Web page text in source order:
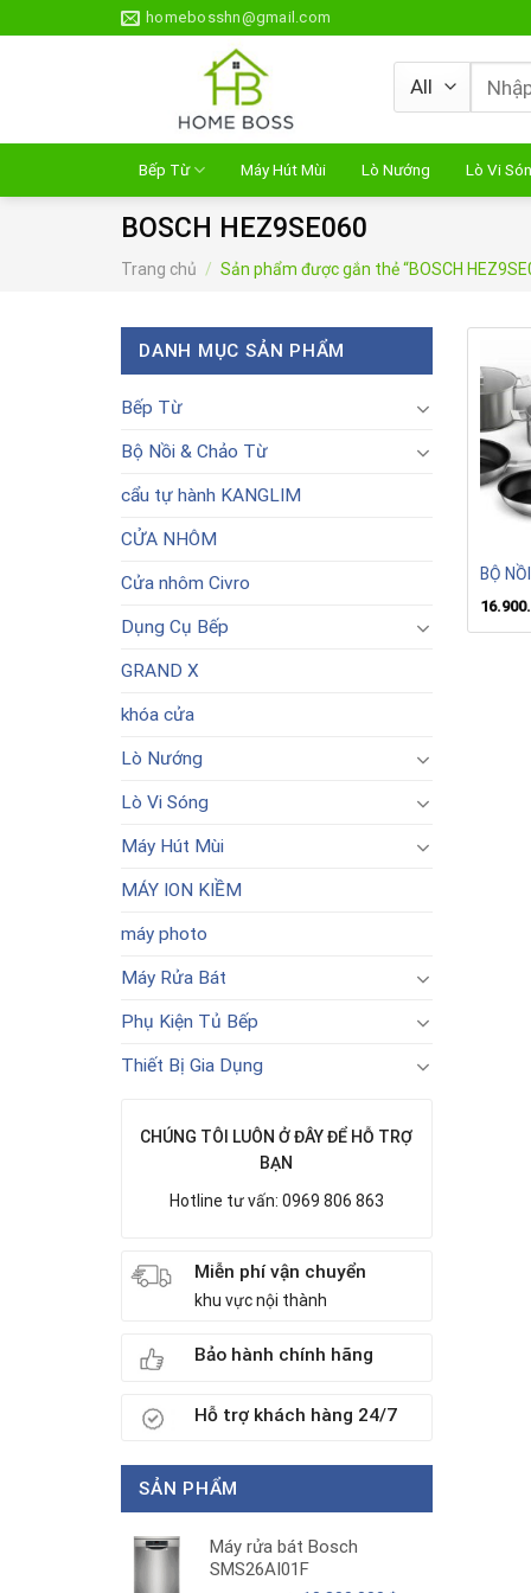
to
homebosshn@gmail.com
Tìm
kiếm:
Bếp Từ Máy Hút Mùi Lò Nướng Lò Vi
BOSCH HEZ9SE060
Trang chủ / Sản phẩm được gắn thẻ “BOSCH
DANH MỤC SẢN PHẨM
Bếp Từ
Bộ Nồi & Chảo Từ
cẩu tự hành KANGLIM
CỬA NHÔM
Cửa nhôm Civro
Dụng Cụ Bếp
GRAND X
khóa cửa
Lò Nướng
Lò Vi Sóng
Máy Hút Mùi
MÁY ION KIỀM
máy photo
Máy Rửa Bát
Phụ Kiện Tủ Bếp
Thiết Bị Gia Dụng
CHÚNG TÔI LUÔN Ở ĐÂY ĐỂ HỖ TRỢ
BẠN
Hotline tư vấn: 0969 806 863
Miễn phí vận chuyển
khu vực nội thành
Bảo hành chính hãng
Hỗ trợ khách hàng 24/7
SẢN PHẨM
Máy rửa bát Bosch
SMS26AI01F
BỘ